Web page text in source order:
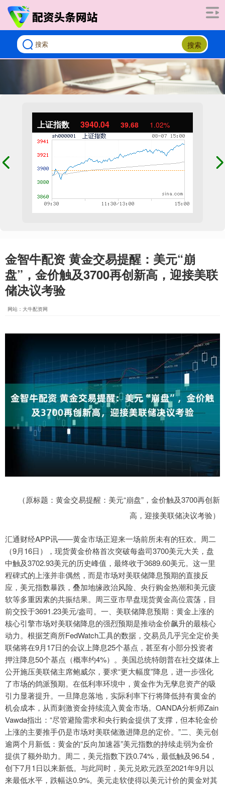
搜索
上证指数 3940.04 39.68 1.02%
金智牛配资 黄金交易提醒：美元“崩
盘”，金价触及3700再创新高，迎接美联
储决议考验
网站：大牛配资网
（原标题：黄金交易提醒：美元“崩盘”，金价触及3700再创新
高，迎接美联储决议考验）
汇通财经APP讯——黄金市场正迎来一场前所未有的狂欢。周二
（9月16日），现货黄金价格首次突破每盎司3700美元大关，盘
中触及3702.93美元的历史峰值，最终收于3689.60美元。这一里
程碑式的上涨并非偶然，而是市场对美联储降息预期的直接反
应，美元指数暴跌，叠加地缘政治风险、央行购金热潮和美元疲
软等多重因素的共振结果。周三亚市早盘现货黄金高位震荡，目
前交投于3691.23美元/盎司。一、美联储降息预期：黄金上涨的
核心引擎市场对美联储降息的强烈预期是推动金价飙升的最核心
动力。根据芝商所FedWatch工具的数据，交易员几乎完全定价美
联储将在9月17日的会议上降息25个基点，甚至有小部分投资者
押注降息50个基点（概率约4%）。美国总统特朗普在社交媒体上
公开施压美联储主席鲍威尔，要求“更大幅度”降息，进一步强化
了市场的鸽派预期。在低利率环境中，黄金作为无孳息资产的吸
引力显著提升。一旦降息落地，实际利率下行将降低持有黄金的
机会成本，从而刺激资金持续流入黄金市场。OANDA分析师Zain
Vawda指出：“尽管避险需求和央行购金提供了支撑，但本轮金价
上涨的主要推手仍是市场对美联储激进降息的定价。”二、美元创
逾两个月新低：黄金的“反向加速器”美元指数的持续走弱为金价
提供了额外助力。周二，美元指数下跌0.74%，最低触及96.54，
创下7月1日以来新低。与此同时，美元兑欧元跌至2021年9月以
来最低水平，跌幅达0.9%。美元走软使得以美元计价的黄金对其